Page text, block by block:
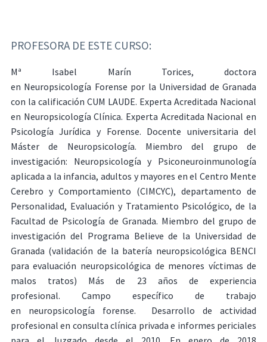
PROFESORA DE ESTE CURSO:
Mª Isabel Marín Torices, doctora
en Neuropsicología Forense por la Universidad de Granada
con la calificación CUM LAUDE. Experta Acreditada Nacional
en Neuropsicología Clínica. Experta Acreditada Nacional en
Psicología Jurídica y Forense. Docente universitaria del
Máster de Neuropsicología. Miembro del grupo de
investigación: Neuropsicología y Psiconeuroinmunología
aplicada a la infancia, adultos y mayores en el Centro Mente
Cerebro y Comportamiento (CIMCYC), departamento de
Personalidad, Evaluación y Tratamiento Psicológico, de la
Facultad de Psicología de Granada. Miembro del grupo de
investigación del Programa Believe de la Universidad de
Granada (validación de la batería neuropsicológica BENCI
para evaluación neuropsicológica de menores víctimas de
malos tratos) Más de 23 años de experiencia
profesional. Campo específico de trabajo
en neuropsicología forense. Desarrollo de actividad
profesional en consulta clínica privada e informes periciales